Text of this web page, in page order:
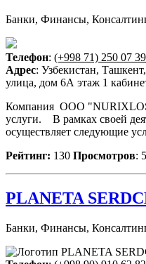
Банки, Финансы,
Телефон: (+998 71) 250 07 39
Адрес: Узбекистан,
улица, дом 6А этаж 1
Компания OOO
услуги. В рамках своей
осуществляет следующие
Рейтинг: 130 Просмотров:
PLANETA
Банки, Финансы,